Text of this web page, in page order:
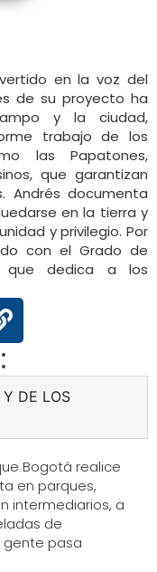
en la voz del
de su proyecto ha
y la ciudad,
trabajo de los
las Papatones,
que garantizan
Andrés documenta
en la tierra y
y privilegio. Por
con el Grado de
que dedica a los
DE LOS
Bogotá realice
en parques,
intermediarios, a
de
gente pasa